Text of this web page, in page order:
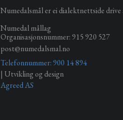
Numedalsmål er ei dialektnettside
Numedal mållag
Organisasjonsnummer: 915 920 527
post@numedalsmal.no
Telefonnummer: 900 14 894
| Utvikling og design
Agreed AS